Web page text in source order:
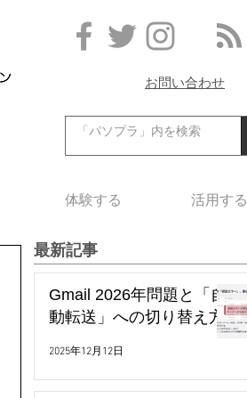
お問い合わせ
体験する 活用する
最新記事
Gmail 2026年問題と「自
動転送」への切り替え方
2025年12月12日